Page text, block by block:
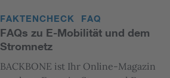
FAKTENCHECK FAQ
FAQs zu E-Mobilität und dem
Stromnetz
BACKBONE ist Ihr Online-Magazin